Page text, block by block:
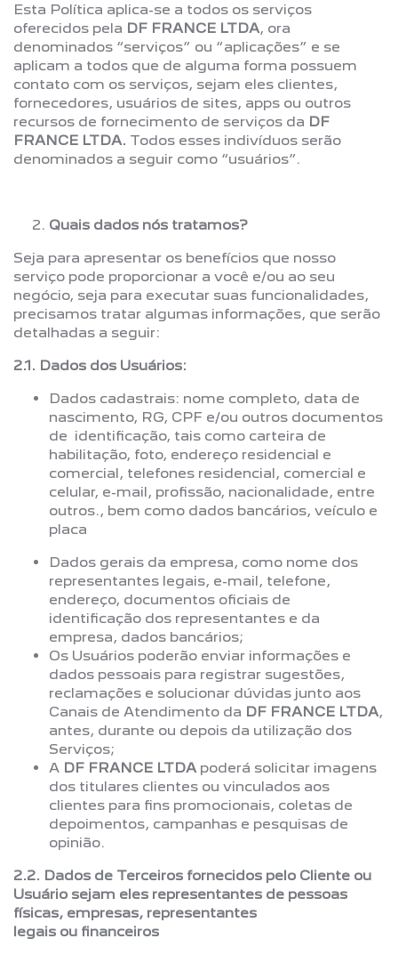
Esta Política aplica-se a todos os serviços
oferecidos pela DF FRANCE LTDA, ora
denominados “serviços” ou “aplicações” e se
aplicam a todos que de alguma forma possuem
contato com os serviços, sejam eles clientes,
fornecedores, usuários de sites, apps ou outros
recursos de fornecimento de serviços da DF
FRANCE LTDA. Todos esses indivíduos serão
denominados a seguir como “usuários”.
Quais dados nós tratamos?
Seja para apresentar os benefícios que nosso
serviço pode proporcionar a você e/ou ao seu
negócio, seja para executar suas funcionalidades,
precisamos tratar algumas informações, que serão
detalhadas a seguir:
2.1. Dados dos Usuários:
Dados cadastrais: nome completo, data de
nascimento, RG, CPF e/ou outros documentos
de identificação, tais como carteira de
habilitação, foto, endereço residencial e
comercial, telefones residencial, comercial e
celular, e-mail, profissão, nacionalidade, entre
outros., bem como dados bancários, veículo e
placa
Dados gerais da empresa, como nome dos
representantes legais, e-mail, telefone,
endereço, documentos oficiais de
identificação dos representantes e da
empresa, dados bancários;
Os Usuários poderão enviar informações e
dados pessoais para registrar sugestões,
reclamações e solucionar dúvidas junto aos
Canais de Atendimento da DF FRANCE LTDA,
antes, durante ou depois da utilização dos
Serviços;
A DF FRANCE LTDApoderá solicitar imagens
dos titulares clientes ou vinculados aos
clientes para fins promocionais, coletas de
depoimentos, campanhas e pesquisas de
opinião.
2.2. Dados de Terceiros fornecidos pelo Cliente ou
Usuário sejam eles representantes de pessoas
físicas, empresas, representantes
legais ou financeiros